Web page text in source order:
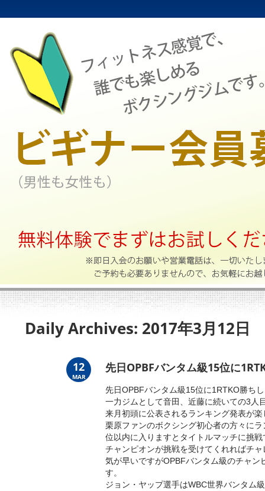
Daily Archives: 2017年3月12日
12
MAR
先日OPBFバンタム級15位に
先日OPBFバンタム級15位に1RTKO勝ち
一力ジムとして音田、近藤に続いての3人
来月初頭に公表されるランキング発表が楽
栗原ファンのボクシング初心者の方々に
位以内に入りますとタイトルマッチに挑
チャンピオンが挑戦を受けてくれればチ
気が早いですがOPBFバンタム級のチャ
す。
ジョン・ヤップ選手はWBC世界バンタム